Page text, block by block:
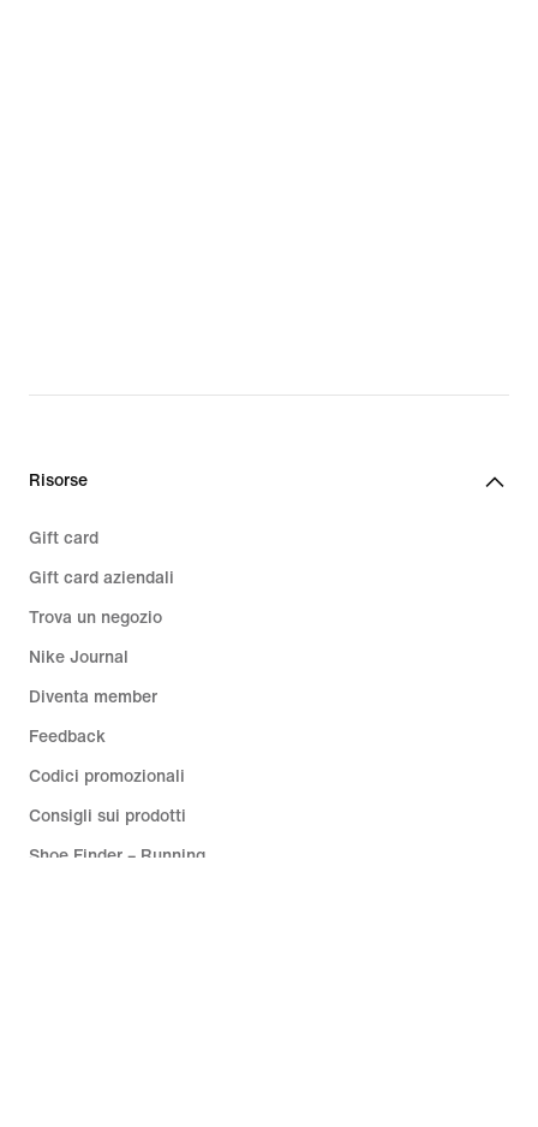
Risorse
Gift card
Gift card aziendali
Trova un negozio
Nike Journal
Diventa member
Feedback
Codici promozionali
Consigli sui prodotti
Shoe Finder – Running